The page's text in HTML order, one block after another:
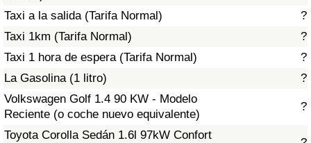
Taxi a la salida (Tarifa Normal)
?
Taxi 1km (Tarifa Normal)
?
Taxi 1 hora de espera (Tarifa Normal)
?
La Gasolina (1 litro)
?
Volkswagen Golf 1.4 90 KW - Modelo
Reciente (o coche nuevo equivalente)
?
Toyota Corolla Sedán 1.6l 97kW Confort